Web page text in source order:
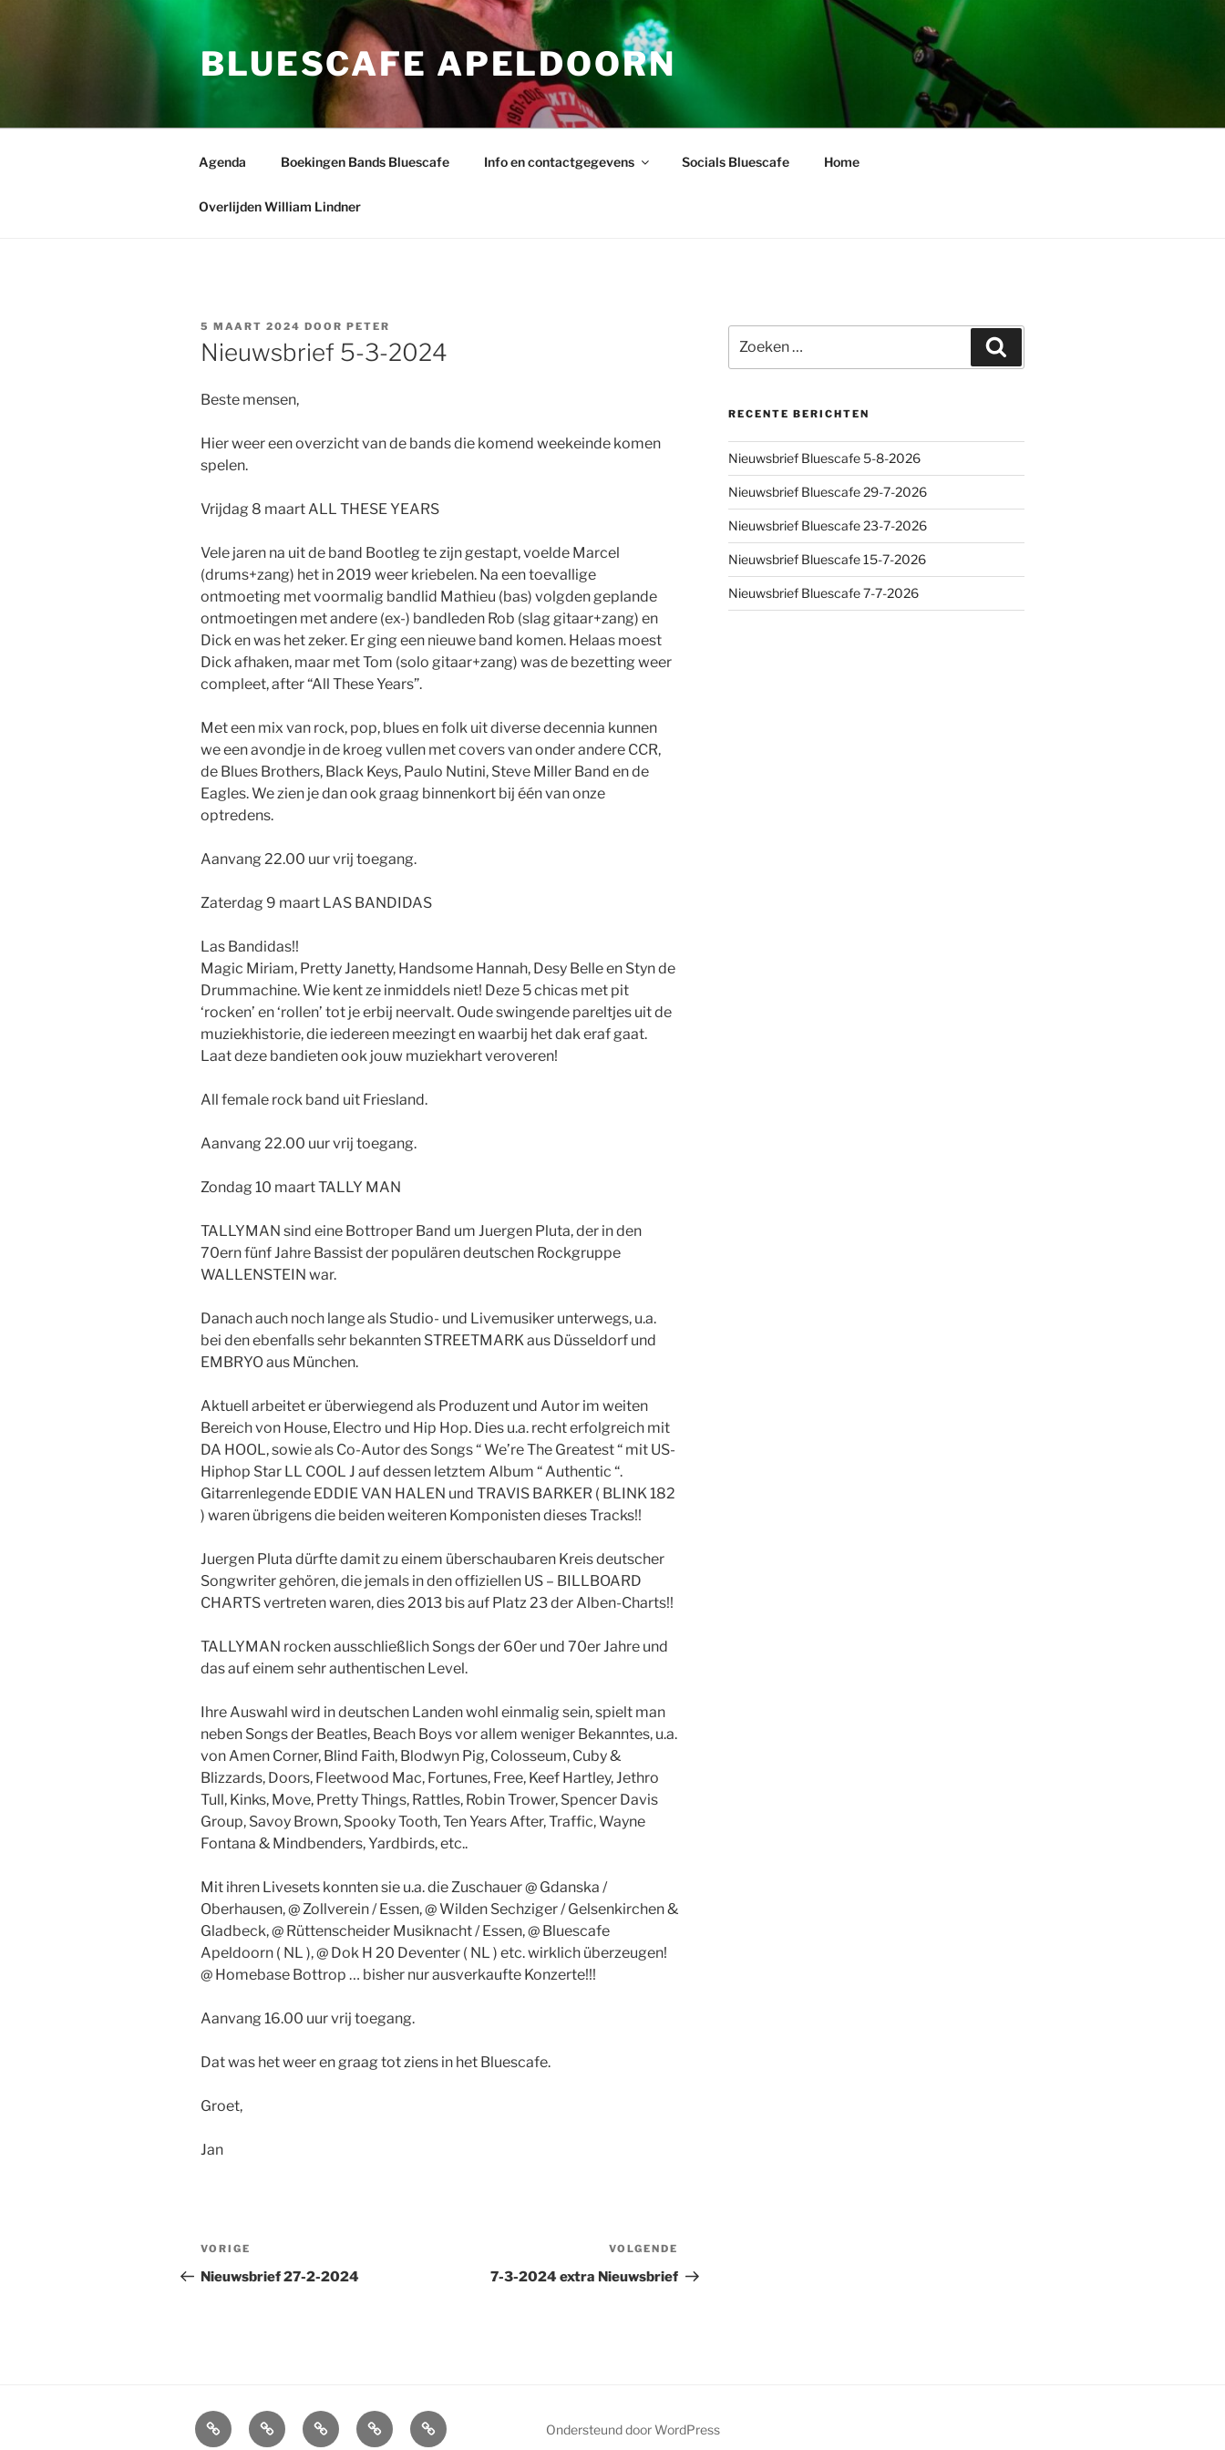
BLUESCAFE APELDOORN
Agenda Boekingen Bands Bluescafe Info en contactgegevens Socials Bluescafe Home
Overlijden William Lindner
GEPLAATST
OP
5 MAART 2024 DOOR PETER
Nieuwsbrief 5-3-2024
Beste mensen,
Hier weer een overzicht van de bands die komend weekeinde komen
spelen.
Vrijdag 8 maart ALL THESE YEARS
Vele jaren na uit de band Bootleg te zijn gestapt, voelde Marcel
(drums+zang) het in 2019 weer kriebelen. Na een toevallige
ontmoeting met voormalig bandlid Mathieu (bas) volgden geplande
ontmoetingen met andere (ex-) bandleden Rob (slag gitaar+zang) en
Dick en was het zeker. Er ging een nieuwe band komen. Helaas moest
Dick afhaken, maar met Tom (solo gitaar+zang) was de bezetting weer
compleet, after “All These Years”.
Met een mix van rock, pop, blues en folk uit diverse decennia kunnen
we een avondje in de kroeg vullen met covers van onder andere CCR,
de Blues Brothers, Black Keys, Paulo Nutini, Steve Miller Band en de
Eagles. We zien je dan ook graag binnenkort bij één van onze
optredens.
Aanvang 22.00 uur vrij toegang.
Zaterdag 9 maart LAS BANDIDAS
Las Bandidas!!
Magic Miriam, Pretty Janetty, Handsome Hannah, Desy Belle en Styn de
Drummachine. Wie kent ze inmiddels niet! Deze 5 chicas met pit
‘rocken’ en ‘rollen’ tot je erbij neervalt. Oude swingende pareltjes uit de
muziekhistorie, die iedereen meezingt en waarbij het dak eraf gaat.
Laat deze bandieten ook jouw muziekhart veroveren!
All female rock band uit Friesland.
Aanvang 22.00 uur vrij toegang.
Zondag 10 maart TALLY MAN
TALLYMAN sind eine Bottroper Band um Juergen Pluta, der in den
70ern fünf Jahre Bassist der populären deutschen Rockgruppe
WALLENSTEIN war.
Danach auch noch lange als Studio- und Livemusiker unterwegs, u.a.
bei den ebenfalls sehr bekannten STREETMARK aus Düsseldorf und
EMBRYO aus München.
Aktuell arbeitet er überwiegend als Produzent und Autor im weiten
Bereich von House, Electro und Hip Hop. Dies u.a. recht erfolgreich mit
DA HOOL, sowie als Co-Autor des Songs “ We’re The Greatest “ mit US-
Hiphop Star LL COOL J auf dessen letztem Album “ Authentic “.
Gitarrenlegende EDDIE VAN HALEN und TRAVIS BARKER ( BLINK 182
) waren übrigens die beiden weiteren Komponisten dieses Tracks!!
Juergen Pluta dürfte damit zu einem überschaubaren Kreis deutscher
Songwriter gehören, die jemals in den offiziellen US – BILLBOARD
CHARTS vertreten waren, dies 2013 bis auf Platz 23 der Alben-Charts!!
TALLYMAN rocken ausschließlich Songs der 60er und 70er Jahre und
das auf einem sehr authentischen Level.
Ihre Auswahl wird in deutschen Landen wohl einmalig sein, spielt man
neben Songs der Beatles, Beach Boys vor allem weniger Bekanntes, u.a.
von Amen Corner, Blind Faith, Blodwyn Pig, Colosseum, Cuby &
Blizzards, Doors, Fleetwood Mac, Fortunes, Free, Keef Hartley, Jethro
Tull, Kinks, Move, Pretty Things, Rattles, Robin Trower, Spencer Davis
Group, Savoy Brown, Spooky Tooth, Ten Years After, Traffic, Wayne
Fontana & Mindbenders, Yardbirds, etc..
Mit ihren Livesets konnten sie u.a. die Zuschauer @ Gdanska /
Oberhausen, @ Zollverein / Essen, @ Wilden Sechziger / Gelsenkirchen &
Gladbeck, @ Rüttenscheider Musiknacht / Essen, @ Bluescafe
Apeldoorn ( NL ), @ Dok H 20 Deventer ( NL ) etc. wirklich überzeugen!
@ Homebase Bottrop … bisher nur ausverkaufte Konzerte!!!
Aanvang 16.00 uur vrij toegang.
Dat was het weer en graag tot ziens in het Bluescafe.
Groet,
Jan
Bericht
navigatie
Vorig
bericht
VORIGE
Nieuwsbrief 27-2-2024
bericht
VOLGENDE
7-3-2024 extra Nieuwsbrief
naar:
RECENTE BERICHTEN
Nieuwsbrief Bluescafe 5-8-2026
Nieuwsbrief Bluescafe 29-7-2026
Nieuwsbrief Bluescafe 23-7-2026
Nieuwsbrief Bluescafe 15-7-2026
Nieuwsbrief Bluescafe 7-7-2026
Agenda Boekingen
Bands
Info
en
Socials
Bluescafe
Home Ondersteund door WordPress